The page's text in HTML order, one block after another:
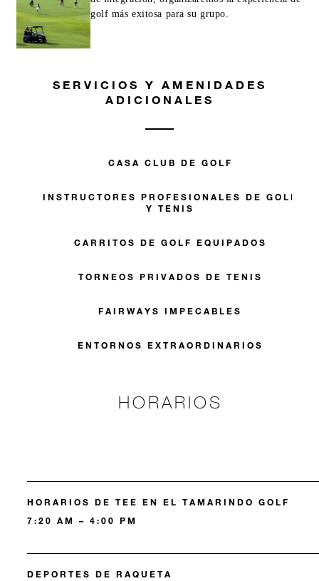
golf más exitosa para su grupo.
SERVICIOS Y AMENIDADES
ADICIONALES
CASA CLUB DE GOLF
INSTRUCTORES PROFESIONALES DE GOLF
Y TENIS
CARRITOS DE GOLF EQUIPADOS
TORNEOS PRIVADOS DE TENIS
FAIRWAYS IMPECABLES
ENTORNOS EXTRAORDINARIOS
HORARIOS
HORARIOS DE TEE EN EL TAMARINDO GOLF
7:20 AM – 4:00 PM
DEPORTES DE RAQUETA